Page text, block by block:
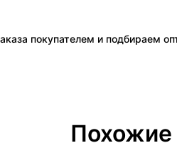
покупателем и подбираем
Похожие